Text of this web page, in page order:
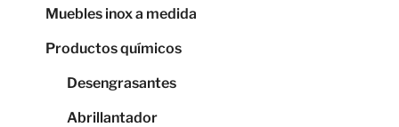
Muebles inox a medida
Productos químicos
Desengrasantes
Abrillantador